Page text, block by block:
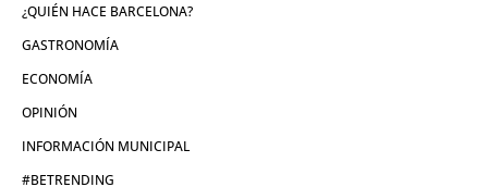
¿QUIÉN HACE BARCELONA?
GASTRONOMÍA
ECONOMÍA
OPINIÓN
INFORMACIÓN MUNICIPAL
#BETRENDING